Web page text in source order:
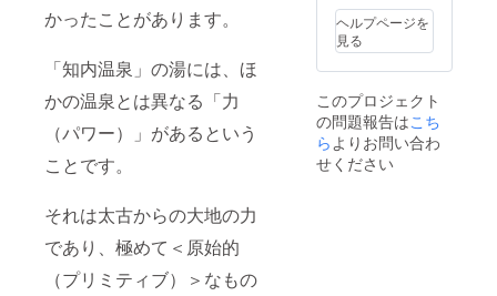
かったことがあります。
「知内温泉」の湯には、ほ
かの温泉とは異なる「力
（パワー）」があるという
ことです。
それは太古からの大地の力
であり、極めて＜原始的
（プリミティブ）＞なもの
記載内
容の最
終確認
を行わ
ただき
ま
す。」
※ネーム
プレー
（大）
を館内
に飾ら
せて頂
させて
いただ
きま
す。 ※
施工次
ヘルプページを
見る
このプロジェクト
の問題報告はこち
ら よりお問い合わ
せください